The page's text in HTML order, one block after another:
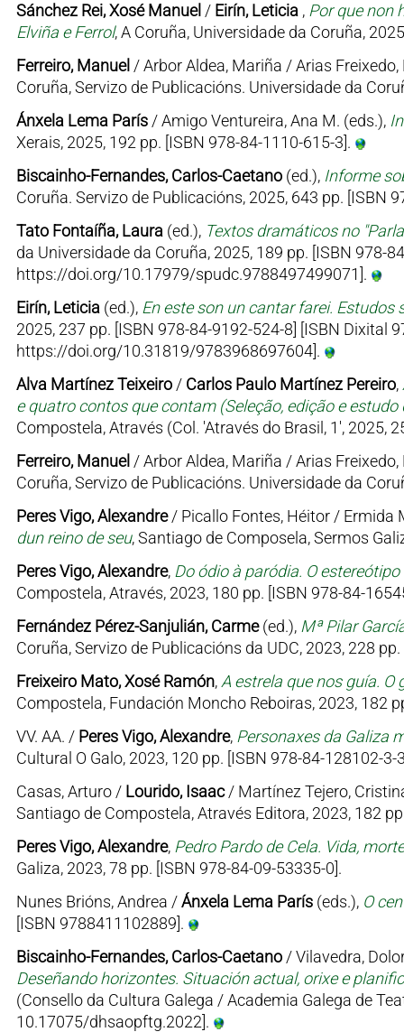
Sánchez Rei, Xosé Manuel / Eirín, Leticia , Por que non
Elviña e Ferrol, A Coruña, Universidade da Coruña,
Ferreiro, Manuel / Arbor Aldea, Mariña / Arias
Coruña, Servizo de Publicacións. Universidade da
Ánxela Lema París/ Amigo Ventureira, Ana M. (eds.),
Xerais, 2025, 192 pp. [ISBN 978-84-1110-615-3].
Biscainho-Fernandes, Carlos-Caetano(ed.), Informe
Coruña. Servizo de Publicacións, 2025, 643 pp.
Tato Fontaíña, Laura (ed.), Textos dramáticos no
da Universidade da Coruña, 2025, 189 pp. [ISBN 978-
https://doi.org/10.17979/spudc.9788497499071].
Eirín, Leticia (ed.), En este son un cantar farei.
2025, 237 pp. [ISBN 978-84-9192-524-8] [ISBN Dixital
https://doi.org/10.31819/9783968697604].
Alva Martínez Teixeiro/ Carlos Paulo Martínez Pereiro,
e quatro contos que contam (Seleção, edição e
Compostela, Através (Col. 'Através do Brasil, 1', 2025,
Ferreiro, Manuel / Arbor Aldea, Mariña / Arias
Coruña, Servizo de Publicacións. Universidade da
Peres Vigo, Alexandre/ Picallo Fontes, Héitor / Ermida
dun reino de seu, Santiago de Composela, Sermos
Peres Vigo, Alexandre, Do ódio à paródia. O
Compostela, Através, 2023, 180 pp. [ISBN 978-84-
Fernández Pérez-Sanjulián, Carme(ed.), Mª Pilar
Coruña, Servizo de Publicacións da UDC, 2023, 228
Freixeiro Mato, Xosé Ramón, A estrela que nos guía.
Compostela, Fundación Moncho Reboiras, 2023, 182
VV. AA. / Peres Vigo, Alexandre, Personaxes da Galiza
Cultural O Galo, 2023, 120 pp. [ISBN 978-84-128102-3-
Casas, Arturo / Lourido, Isaac/ Martínez Tejero,
Santiago de Compostela, Através Editora, 2023, 182
Peres Vigo, Alexandre, Pedro Pardo de Cela. Vida,
Galiza, 2023, 78 pp. [ISBN 978-84-09-53335-0].
Nunes Brións, Andrea /Ánxela Lema París(eds.), O
[ISBN 9788411102889].
Biscainho-Fernandes, Carlos-Caetano/ Vilavedra,
Deseñando horizontes. Situación actual, orixe e
(Consello da Cultura Galega / Academia Galega de
10.17075/dhsaopftg.2022].